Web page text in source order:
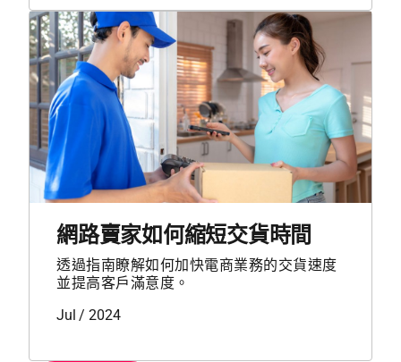
網路賣家如何縮短交貨時間
透過指南瞭解如何加快電商業務的交貨速度
並提高客戶滿意度。
Jul / 2024